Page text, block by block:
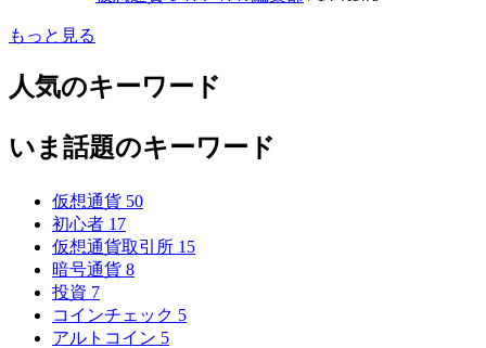
もっと見る
人気のキーワード
いま話題のキーワード
仮想通貨 50
初心者 17
仮想通貨取引所 15
暗号通貨 8
投資 7
コインチェック 5
アルトコイン 5